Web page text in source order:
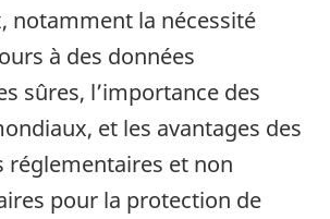
notamment la nécessité
à des données
sûres, l’importance des
et les avantages des
réglementaires et non
pour la protection de